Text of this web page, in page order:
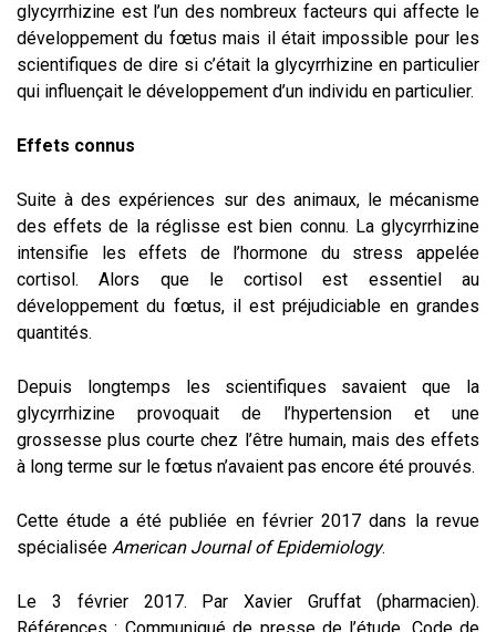
glycyrrhizine est l’un des nombreux facteurs qui affecte le
développement du fœtus mais il était impossible pour les
scientifiques de dire si c’était la glycyrrhizine en particulier
qui influençait le développement d’un individu en particulier.
Effets connus
Suite à des expériences sur des animaux, le mécanisme
des effets de la réglisse est bien connu. La glycyrrhizine
intensifie les effets de l’hormone du stress appelée
cortisol. Alors que le cortisol est essentiel au
développement du fœtus, il est préjudiciable en grandes
quantités.
Depuis longtemps les scientifiques savaient que la
glycyrrhizine provoquait de l’hypertension et une
grossesse plus courte chez l’être humain, mais des effets
à long terme sur le fœtus n’avaient pas encore été prouvés.
Cette étude a été publiée en février 2017 dans la revue
spécialisée American Journal of Epidemiology.
Le 3 février 2017. Par Xavier Gruffat (pharmacien).